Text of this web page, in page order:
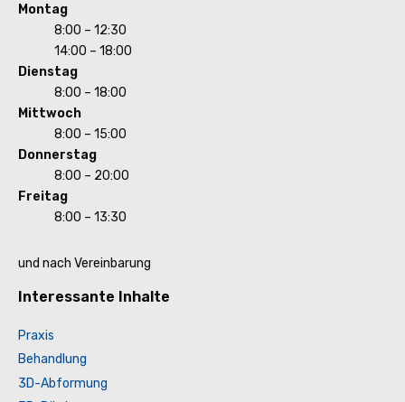
Montag
8:00 – 12:30
14:00 – 18:00
Dienstag
8:00 – 18:00
Mittwoch
8:00 – 15:00
Donnerstag
8:00 – 20:00
Freitag
8:00 – 13:30
und nach Vereinbarung
Interessante Inhalte
Praxis
Behandlung
3D-Abformung